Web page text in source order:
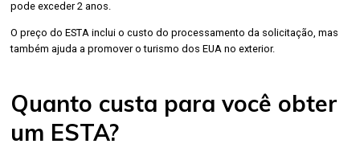
pode exceder 2 anos.
O preço do ESTA inclui o custo do processamento da solicitação, mas
também ajuda a promover o turismo dos EUA no exterior.
Quanto custa para você obter
um ESTA?